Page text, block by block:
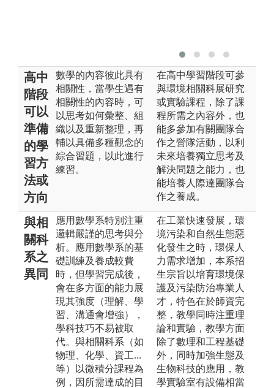
高中
階段
可以
準備
的學
習方
法或
方向
數學的內容彼此具有
相關性，當學生遇有
相關性的內容時，可
以思考如何彙整、組
織以及重新整理，再
輔以具備多種觀念的
綜合習題，以此進行
練習。
在高中學習階段可參
與環境相關科展研究
或實驗課程，除了課
程所需之內容外，也
能多參加有關團隊合
作之營隊活動，以利
未來培養獨立思考及
解決問題之能力，也
能培養人際達團隊合
作之養成。
與相
關科
系之
異同
應用數學系特別注重
邏輯嚴謹的思考與分
析。應用數學系的基
礎訓練及養成較費
時，但學習完成後，
會在多方面的能力展
現其強度（理解、學
習、溝通會增強），
學科技巧不易被取
代。與相關科系（如
物理、化學、資工...
等）以微積分課程為
例，因所需達成的目
在工業快速發展，環
境污染和自然生態惡
化發生之時，環保人
力需求增加，本系招
生宗旨以培育環境保
護及污染防治專業人
才，特色在於師資完
整，教學同時注重理
論和實驗，教學方面
除了數理和工程基礎
外，同時加強生態及
生物科技的應用，教
學實驗室有設備相當